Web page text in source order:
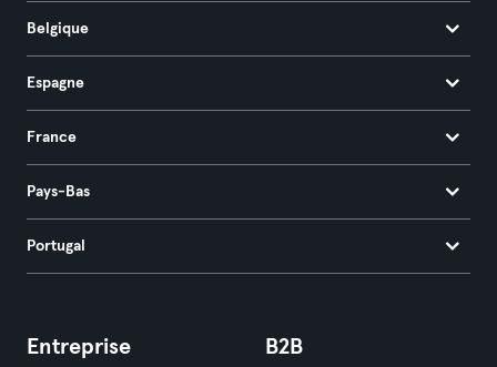
Belgique
Espagne
France
Pays-Bas
Portugal
Entreprise B2B